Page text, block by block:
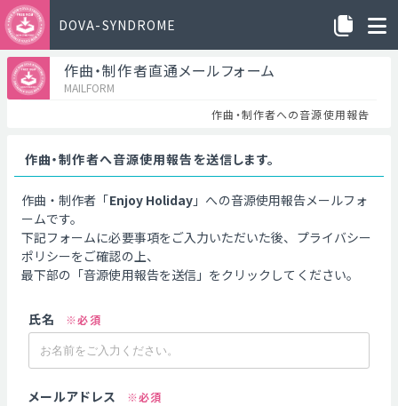
DOVA-SYNDROME
作曲・制作者直通メールフォーム
MAILFORM
作曲・制作者への音源使用報告
作曲・制作者へ音源使用報告を送信します。
作曲・制作者「Enjoy Holiday 」への音源使用報告メールフォ
ームです。
下記フォームに必要事項をご入力いただいた後、プライバシー
ポリシーをご確認の上、
最下部の「音源使用報告を送信」をクリックしてください。
氏名 ※必須
メールアドレス ※必須